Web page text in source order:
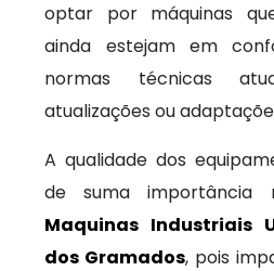
optar por máquinas
ainda estejam em
normas técnicas
atualizações ou
A qualidade dos
de suma importância
Maquinas Industriais
dos Gramados, pois